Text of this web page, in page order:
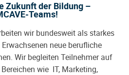
Zukunft der Bildung –
Teams!
wir bundesweit als starkes
neue berufliche
Wir begleiten Teilnehmer auf
wie IT, Marketing,